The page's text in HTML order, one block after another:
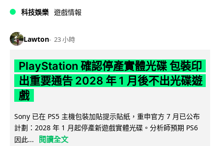
科技娛樂 遊戲情報
Lawton 23 小時
PlayStation 確認停產實體光碟 包裝印
出重要通告 2028 年 1 月後不出光碟遊
戲
Sony 已在 PS5 主機包裝加貼提示貼紙，重申官方 7 月已公布
計劃：2028 年 1 月起停產新遊戲實體光碟。分析師預期 PS6
因此...
閱讀全文